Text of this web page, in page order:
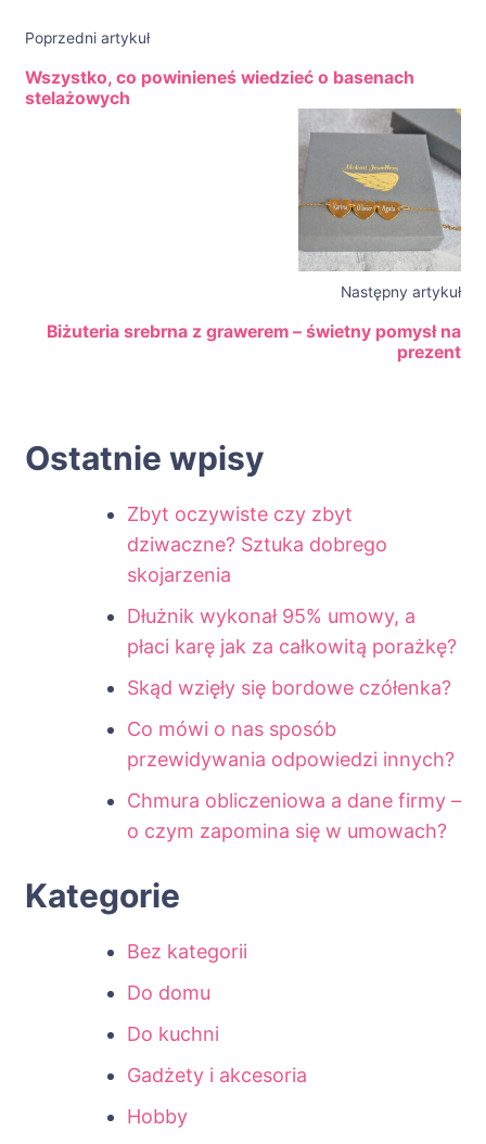
Poprzedni artykuł
Wszystko, co powinieneś wiedzieć o basenach
stelażowych
Następny artykuł
Biżuteria srebrna z grawerem – świetny pomysł na
prezent
Ostatnie wpisy
Zbyt oczywiste czy zbyt
dziwaczne? Sztuka dobrego
skojarzenia
Dłużnik wykonał 95% umowy, a
płaci karę jak za całkowitą porażkę?
Skąd wzięły się bordowe czółenka?
Co mówi o nas sposób
przewidywania odpowiedzi innych?
Chmura obliczeniowa a dane firmy –
o czym zapomina się w umowach?
Kategorie
Bez kategorii
Do domu
Do kuchni
Gadżety i akcesoria
Hobby